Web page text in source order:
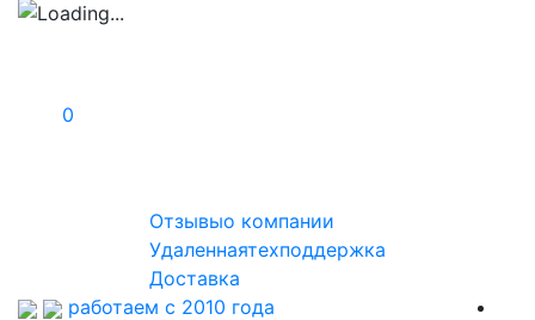
0
Отзывыо компании
Удаленнаятехподдержка
Доставка
работаем с 2010 года